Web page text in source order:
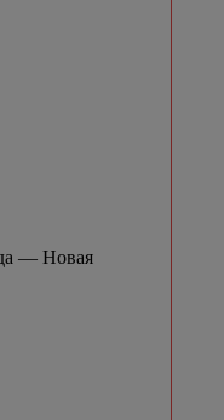
— Новая